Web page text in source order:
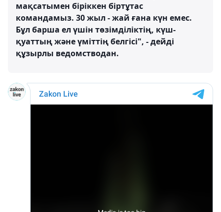
мақсатымен біріккен біртұтас
командамыз. 30 жыл - жай ғана күн емес.
Бұл барша ел үшін төзімділіктің, күш-
қуаттың және үміттің белгісі", - дейді
құзырлы ведомстводан.